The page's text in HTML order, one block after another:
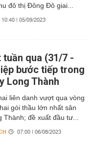
đô thị Đông Đô giai...
10:40 | 05/09/2023
qua (31/7 -
bước tiếp trong
Long Thành
liên danh vượt qua vòng
gói thầu lớn nhất sân
Thành; đề xuất đầu tư...
07:00 | 06/08/2023